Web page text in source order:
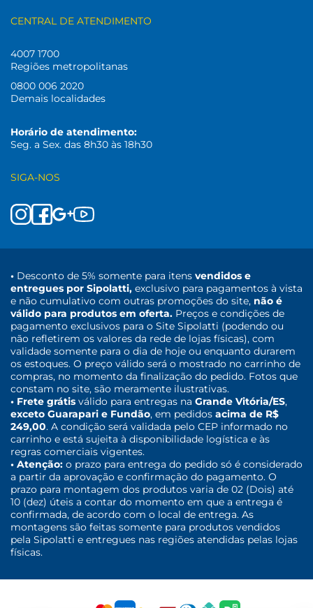
CENTRAL DE ATENDIMENTO
4007 1700
Regiões metropolitanas
0800 006 2020
Demais localidades
Horário de atendimento:
Seg. a Sex. das 8h30 às 18h30
SIGA-NOS
• Desconto de 5% somente para itens vendidos e
entregues por Sipolatti, exclusivo para pagamentos à vista
e não cumulativo com outras promoções do site, não é
válido para produtos em oferta. Preços e condições de
pagamento exclusivos para o Site Sipolatti (podendo ou
não refletirem os valores da rede de lojas físicas), com
validade somente para o dia de hoje ou enquanto durarem
os estoques. O preço válido será o mostrado no carrinho de
compras, no momento da finalização do pedido. Fotos que
constam no site, são meramente ilustrativas.
• Frete grátis válido para entregas na Grande Vitória/ES,
exceto Guarapari e Fundão, em pedidos acima de R$
249,00. A condição será validada pelo CEP informado no
carrinho e está sujeita à disponibilidade logística e às
regras comerciais vigentes.
• Atenção: o prazo para entrega do pedido só é considerado
a partir da aprovação e confirmação do pagamento. O
prazo para montagem dos produtos varia de 02 (Dois) até
10 (dez) úteis a contar do momento em que a entrega é
confirmada, de acordo com o local de entrega. As
montagens são feitas somente para produtos vendidos
pela Sipolatti e entregues nas regiões atendidas pelas lojas
físicas.